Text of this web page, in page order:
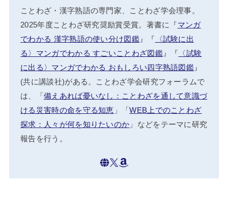
ことわざ・漢字熟語の専門家、ことわざ学会理事。
2025年度ことわざ研究奨励賞受賞。著書に『マンガ
でわかる 漢字熟語の使い分け図鑑』『 〈試験に出
る〉マンガでわかる すごいことわざ図鑑』『 〈試験
に出る〉マンガでわかる おもしろい四字熟語図鑑 』
(共に講談社)がある。ことわざ学会研究フォーラムで
は、「備えあれば憂いなし：ことわざを通して意識づ
ける災害時の命を守る知恵 」「WEB上でのことわざ
探求：人々が何を知りたいのか 」などをテーマに研究
報告を行う。